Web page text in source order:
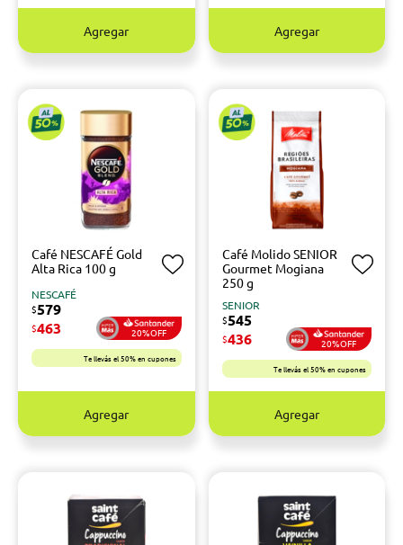
Agregar Agregar
Café NESCAFÉ Gold
Alta Rica 100 g
NESCAFÉ
$579
$463 20%OFF
Te llevás el 50% en cupones
Agregar
Café Molido SENIOR
Gourmet Mogiana
250 g
SENIOR
$545
$436 20%OFF
Te llevás el 50% en cupones
Agregar